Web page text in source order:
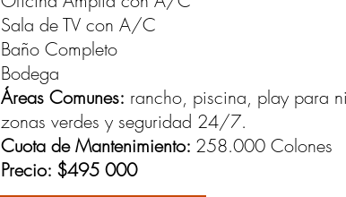
Sala de TV con A/C
Baño Completo
Bodega
Áreas Comunes: rancho, piscina, play para
zonas verdes y seguridad 24/7.
Cuota de Mantenimiento: 258.000 Colones
Precio: $495 000